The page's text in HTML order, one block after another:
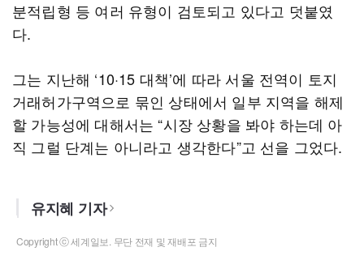
분적립형 등 여러 유형이 검토되고 있다고 덧붙였
다.
그는 지난해 ‘10·15 대책’에 따라 서울 전역이 토지
거래허가구역으로 묶인 상태에서 일부 지역을 해제
할 가능성에 대해서는 “시장 상황을 봐야 하는데 아
직 그럴 단계는 아니라고 생각한다”고 선을 그었다.
유지혜 기자
Copyright ⓒ 세계일보. 무단 전재 및 재배포 금지